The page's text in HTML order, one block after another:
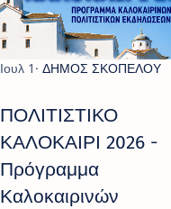
ΠΟΛΙΤΙΣΤΙΚΟ
ΚΑΛΟΚΑΙΡΙ 2026 -
Πρόγραμμα
Καλοκαιρινών